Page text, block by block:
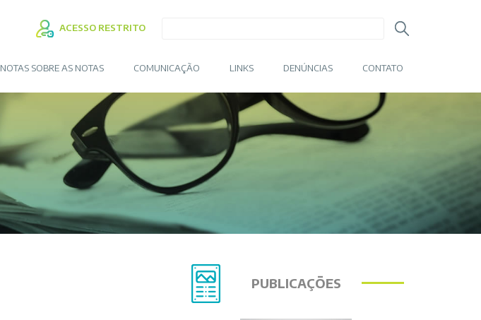
ACESSO RESTRITO
NOTAS SOBRE AS NOTAS COMUNICAÇÃO LINKS DENÚNCIAS CONTATO
PUBLICAÇÕES